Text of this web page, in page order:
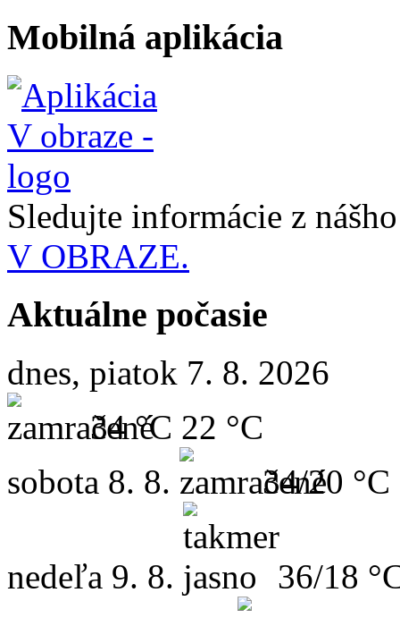
Mobilná aplikácia
Sledujte informácie z
V OBRAZE.
Aktuálne počasie
dnes, piatok 7. 8. 2026
34 °C 22 °C
sobota 8. 8. 34/20 °C
nedeľa 9. 8. 36/18